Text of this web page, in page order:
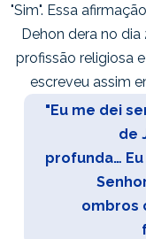
"Sim". Essa
Dehon dera no dia
profissão religiosa
escreveu assim
"Eu me dei
de
profunda…
ombros